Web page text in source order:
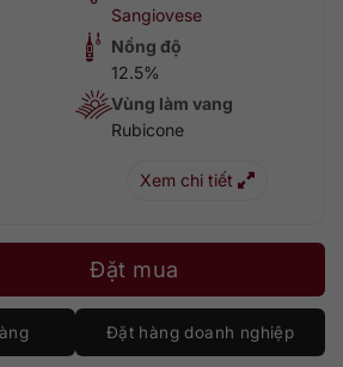
Sangiovese
Nồng độ
12.5%
Vùng làm vang
Rubicone
Xem chi tiết
Đặt mua
Đặt hàng doanh nghiệp